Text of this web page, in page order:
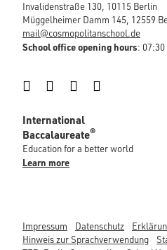
Invalidenstraße 130, 10115 Berlin
Müggelheimer Damm 145, 12559
mail@cosmopolitanschool.de
School office opening hours:
InstagramFacebookLinkedIn
International
Baccalaureate®
Education for a better world
Learn more
Impressum Datenschutz
Hinweis zur Sprachverwendung